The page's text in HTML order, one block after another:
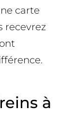
carte
recevrez
à